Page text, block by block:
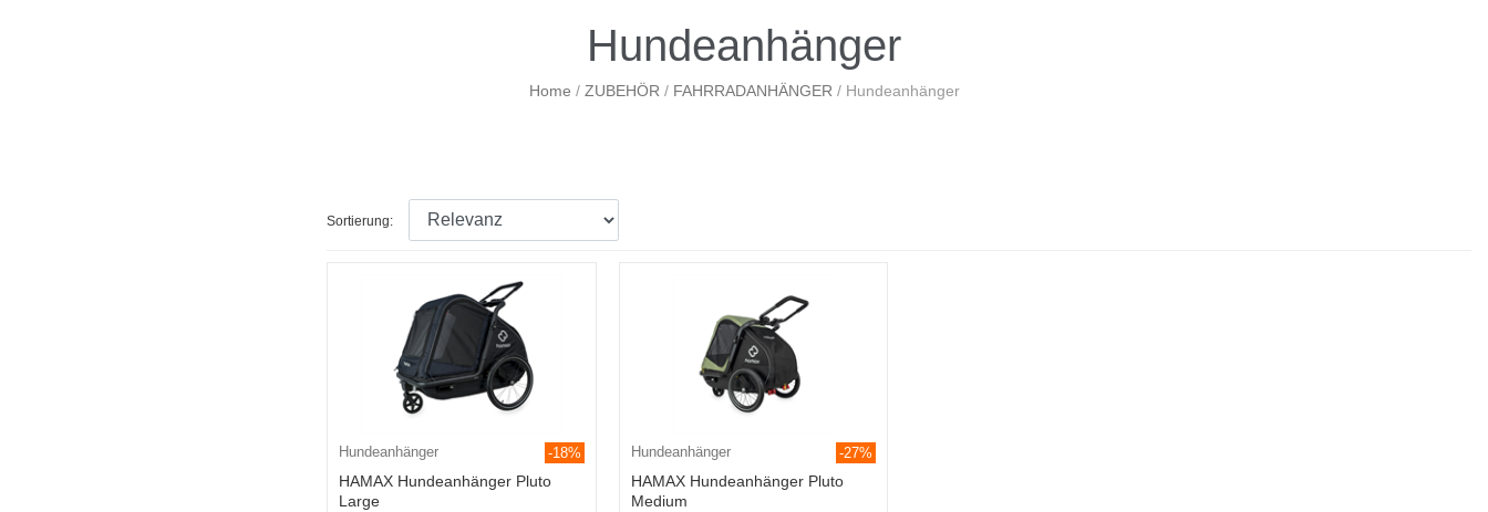
Hundeanhänger
Home / ZUBEHÖR / FAHRRADANHÄNGER / Hundeanhänger
Sortierung:
Hundeanhänger -18%
HAMAX Hundeanhänger Pluto
Large
Hundeanhänger -27%
HAMAX Hundeanhänger Pluto
Medium